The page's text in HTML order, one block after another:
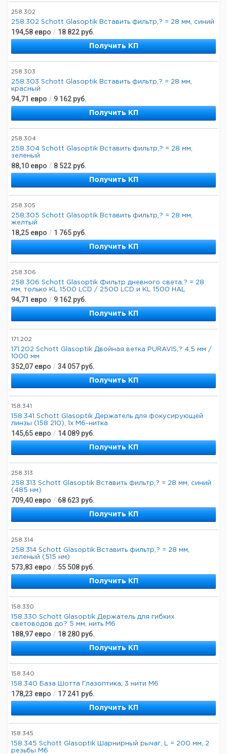
258.302
258.302 Schott Glasoptik Вставить фильтр,? = 28 мм, синий
194,58 евро / 18 822 руб.
Получить КП
258.303
258.303 Schott Glasoptik Вставить фильтр,? = 28 мм,
красный
94,71 евро / 9 162 руб.
Получить КП
258.304
258.304 Schott Glasoptik Вставить фильтр,? = 28 мм,
зеленый
88,10 евро / 8 522 руб.
Получить КП
258.305
258,305 Schott Glasoptik Вставить фильтр,? = 28 мм,
желтый
18,25 евро / 1 765 руб.
Получить КП
258.306
258.306 Schott Glasoptik Фильтр дневного света,? = 28
мм, только KL 1500 LCD / 2500 LCD и KL 1500 HAL
94,71 евро / 9 162 руб.
Получить КП
171.202
171.202 Schott Glasoptik Двойная ветка PURAVIS,? 4,5 мм /
1000 мм
352,07 евро / 34 057 руб.
Получить КП
158.341
158.341 Schott Glasoptik Держатель для фокусирующей
линзы (158 210), 1x M6-нитка
145,65 евро / 14 089 руб.
Получить КП
258.313
258.313 Schott Glasoptik Вставить фильтр,? = 28 мм, синий
(485 нм)
709,40 евро / 68 623 руб.
Получить КП
258.314
258.314 Schott Glasoptik Вставить фильтр,? = 28 мм,
зеленый (515 нм)
573,83 евро / 55 508 руб.
Получить КП
158.330
158.330 Schott Glasoptik Держатель для гибких
световодов до? 5 мм, нить М6
188,97 евро / 18 280 руб.
Получить КП
158.340
158.340 База Шотта Глазоптика, 3 нити М6
178,23 евро / 17 241 руб.
Получить КП
158.345
158.345 Schott Glasoptik Шарнирный рычаг, L = 200 мм, 2
резьбы M6